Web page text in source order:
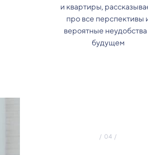
и квартиры,
про все перспективы
вероятные неудобства
будущем